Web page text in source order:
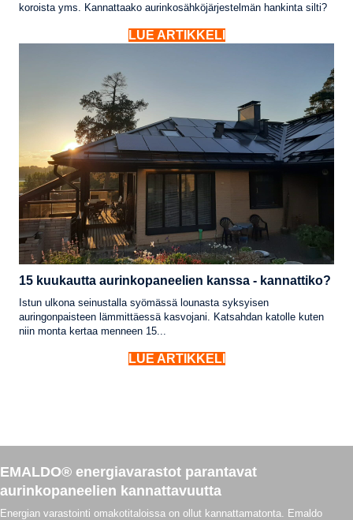
koroista yms. Kannattaako aurinkosähköjärjestelmän hankinta silti?
LUE ARTIKKELI
15 kuukautta aurinkopaneelien kanssa - kannattiko?
Istun ulkona seinustalla syömässä lounasta syksyisen
auringonpaisteen lämmittäessä kasvojani. Katsahdan katolle kuten
niin monta kertaa menneen 15...
LUE ARTIKKELI
EMALDO® energiavarastot parantavat
aurinkopaneelien kannattavuutta
Energian varastointi omakotitaloissa on ollut kannattamatonta. Emaldo